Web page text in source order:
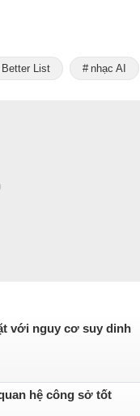
Better List nhạc AI
với nguy cơ suy dinh
hệ công sở tốt